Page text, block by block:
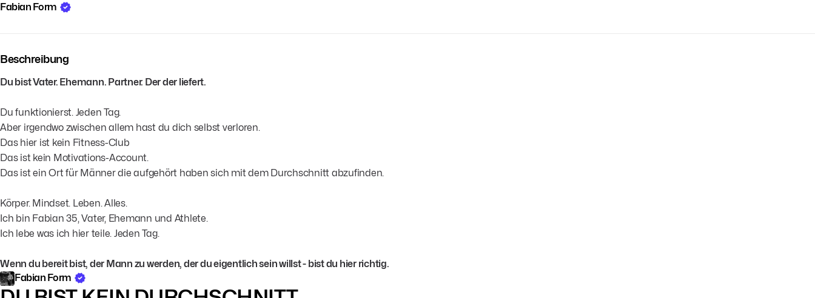
Fabian Form
Beschreibung
Du bist Vater. Ehemann. Partner. Der der liefert.
Du funktionierst. Jeden Tag.
Aber irgendwo zwischen allem hast du dich selbst verloren.
Das hier ist kein Fitness-Club
Das ist kein Motivations-Account.
Das ist ein Ort für Männer die aufgehört haben sich mit dem Durchschnitt abzufinden.
Körper. Mindset. Leben. Alles.
Ich bin Fabian 35, Vater, Ehemann und Athlete.
Ich lebe was ich hier teile. Jeden Tag.
Wenn du bereit bist, der Mann zu werden, der du eigentlich sein willst - bist du hier richtig.
Fabian Form